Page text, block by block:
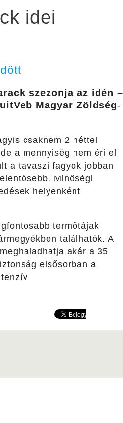
idei
szezonja az idén –
Magyar Zöldség-
csaknem 2 héttel
a mennyiség nem éri el
a tavaszi fagyok jobban
Minőségi
helyenként
termőtájak
találhatók. A
akár a 35
elsősorban a